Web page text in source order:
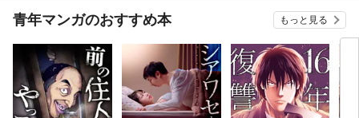
青年マンガのおすすめ本 もっと見る